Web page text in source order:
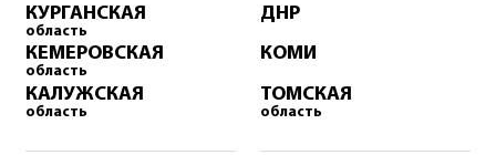
КУРГАНСКАЯ
область
КЕМЕРОВСКАЯ
область
КАЛУЖСКАЯ
область
ДНР
КОМИ
ТОМСКАЯ
область